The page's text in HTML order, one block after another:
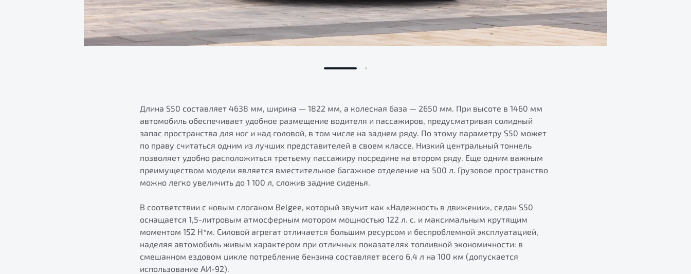
Длина S50 составляет 4638 мм, ширина — 1822 мм, а колесная база — 2650 мм. При высоте в 1460 мм
автомобиль обеспечивает удобное размещение водителя и пассажиров, предусматривая солидный
запас пространства для ног и над головой, в том числе на заднем ряду. По этому параметру S50 может
по праву считаться одним из лучших представителей в своем классе. Низкий центральный тоннель
позволяет удобно расположиться третьему пассажиру посредине на втором ряду. Еще одним важным
преимуществом модели является вместительное багажное отделение на 500 л. Грузовое пространство
можно легко увеличить до 1 100 л, сложив задние сиденья.
В соответствии с новым слоганом Belgee, который звучит как «Надежность в движении», седан S50
оснащается 1,5-литровым атмосферным мотором мощностью 122 л. с. и максимальным крутящим
моментом 152 Н*м. Силовой агрегат отличается большим ресурсом и беспроблемной эксплуатацией,
наделяя автомобиль живым характером при отличных показателях топливной экономичности: в
смешанном ездовом цикле потребление бензина составляет всего 6,4 л на 100 км (допускается
использование АИ-92).